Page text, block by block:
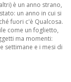
è un anno strano,
un anno in cui si
fuori c'è Qualcosa.
come un foglietto,
ma momenti:
settimane e i mesi di